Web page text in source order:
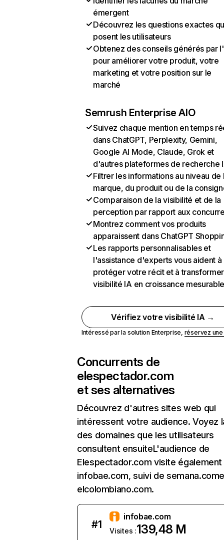
émergent
Découvrez les questions exactes
posent les utilisateurs
Obtenez des conseils générés par
pour améliorer votre produit, votre
marketing et votre position sur le
marché
Semrush Enterprise AIO
Suivez chaque mention en temps
dans ChatGPT, Perplexity, Gemini,
Google AI Mode, Claude, Grok et
d'autres plateformes de recherche
Filtrer les informations au niveau de
marque, du produit ou de la
Comparaison de la visibilité et de la
perception par rapport aux
Montrez comment vos produits
apparaissent dans ChatGPT
Les rapports personnalisables et
l'assistance d'experts vous aident à
protéger votre récit et à
visibilité IA en croissance
Vérifiez votre visibilité IA →
Intéressé par la solution Enterprise, réservez
Concurrents de
elespectador.com
et ses alternatives
Découvrez d'autres sites web qui
intéressent votre audience. Voyez
des domaines que les utilisateurs
consultent ensuiteL'audience de
Elespectador.com visite également
infobae.com, suivi de
elcolombiano.com.
#1
infobae.com
Visites :139,48 M